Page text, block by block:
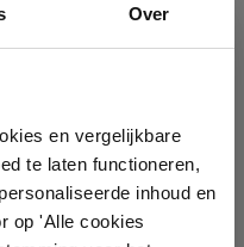
Over
en vergelijkbare
te laten functioneren,
inhoud en
op 'Alle cookies
1000 m²
volledig ingerichte
tot luxe. Onze
en je vindt